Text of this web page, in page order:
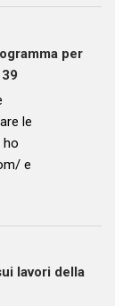
per
le
ho
e
lavori della